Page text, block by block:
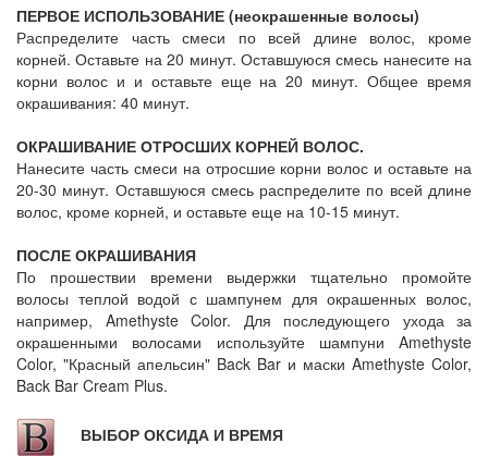
ПЕРВОЕ ИСПОЛЬЗОВАНИЕ (неокрашенные волосы)
Распределите часть смеси по всей длине волос, кроме
корней. Оставьте на 20 минут. Оставшуюся смесь нанесите на
корни волос и и оставьте еще на 20 минут. Общее время
окрашивания: 40 минут.
ОКРАШИВАНИЕ ОТРОСШИХ КОРНЕЙ ВОЛОС.
Нанесите часть смеси на отросшие корни волос и оставьте на
20-30 минут. Оставшуюся смесь распределите по всей длине
волос, кроме корней, и оставьте еще на 10-15 минут.
ПОСЛЕ ОКРАШИВАНИЯ
По прошествии времени выдержки тщательно промойте
волосы теплой водой с шампунем для окрашенных волос,
например, Amethyste Color. Для последующего ухода за
окрашенными волосами используйте шампуни Amethyste
Color, "Красный апельсин" Back Bar и маски Amethyste Color,
Back Bar Cream Plus.
ВЫБОР ОКСИДА И ВРЕМЯ